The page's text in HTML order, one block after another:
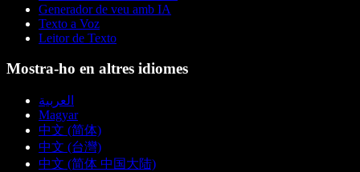
Generador de veu amb IA
Texto a Voz
Leitor de Texto
Mostra-ho en altres idiomes
العربية
Magyar
中文 (简体)
中文 (台灣)
中文 (简体 中国大陆)